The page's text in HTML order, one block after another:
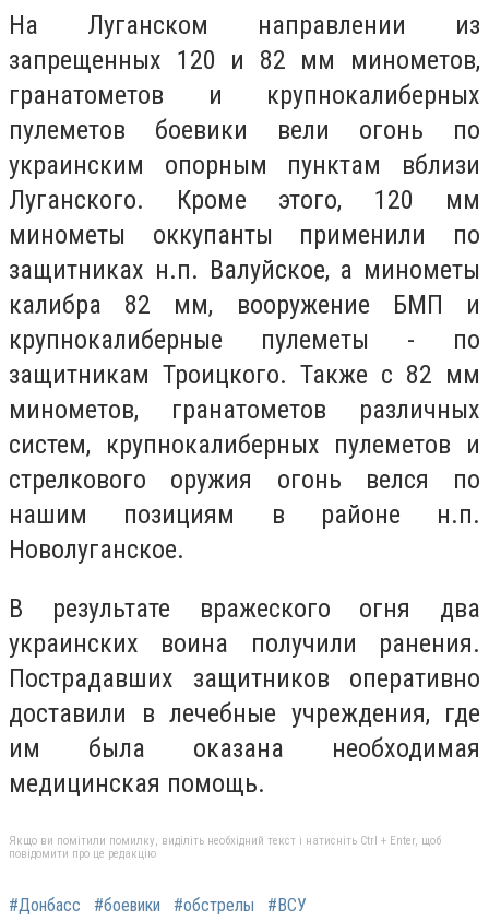
На Луганском направлении из
запрещенных 120 и 82 мм минометов,
гранатометов и крупнокалиберных
пулеметов боевики вели огонь по
украинским опорным пунктам вблизи
Луганского. Кроме этого, 120 мм
минометы оккупанты применили по
защитниках н.п. Валуйское, а минометы
калибра 82 мм, вооружение БМП и
крупнокалиберные пулеметы - по
защитникам Троицкого. Также с 82 мм
минометов, гранатометов различных
систем, крупнокалиберных пулеметов и
стрелкового оружия огонь велся по
нашим позициям в районе н.п.
Новолуганское.
В результате вражеского огня два
украинских воина получили ранения.
Пострадавших защитников оперативно
доставили в лечебные учреждения, где
им была оказана необходимая
медицинская помощь.
Якщо ви помітили помилку, виділіть необхідний текст і натисніть Ctrl + Enter, щоб
повідомити про це редакцію
#Донбасс #боевики #обстрелы #ВСУ